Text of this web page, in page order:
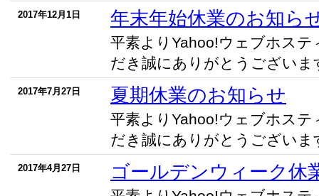
2017年12月1日 年末年始休業のお知ら
平素よりYahoo!ウェブホス
だき誠にありがとうございま
2017年7月27日 夏期休業のお知らせ
平素よりYahoo!ウェブホス
だき誠にありがとうございま
2017年4月27日 ゴールデンウィーク休